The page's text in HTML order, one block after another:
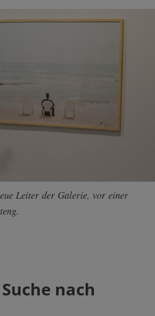
Leiter der Galerie, vor einer
nach